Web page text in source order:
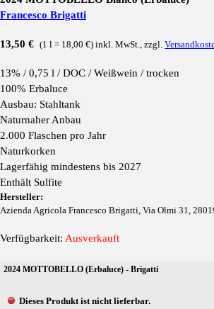
Francesco Brigatti
13,50 € (1 l = 18,00 €) inkl. MwSt., zzgl.
13% / 0,75 l / DOC / Weißwein / trocken
100% Erbaluce
Ausbau: Stahltank
Naturnaher Anbau
2.000 Flaschen pro Jahr
Naturkorken
Lagerfähig mindestens bis 2027
Enthält Sulfite
Hersteller:
Azienda Agricola Francesco Brigatti, Via Olmi 31,
Verfügbarkeit: Ausverkauft
2024 MOTTOBELLO (Erbaluce) - Brigatti
Dieses Produkt ist nicht lieferbar.